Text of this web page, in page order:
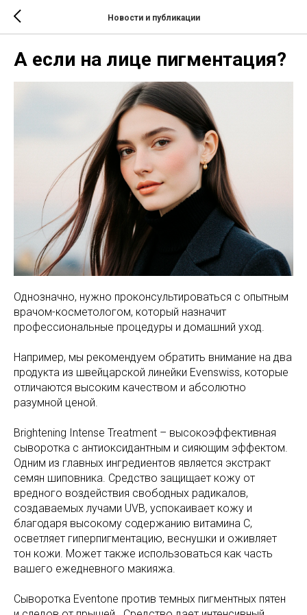
Новости и публикации
А если на лице пигментация?
Однозначно, нужно проконсультироваться с опытным
врачом-косметологом, который назначит
профессиональные процедуры и домашний уход.
Например, мы рекомендуем обратить внимание на два
продукта из швейцарской линейки Evenswiss, которые
отличаются высоким качеством и абсолютно
разумной ценой.
Brightening Intense Treatment – высокоэффективная
сыворотка с антиоксидантным и сияющим эффектом.
Одним из главных ингредиентов является экстракт
семян шиповника. Средство защищает кожу от
вредного воздействия свободных радикалов,
создаваемых лучами UVB, успокаивает кожу и
благодаря высокому содержанию витамина С,
осветляет гиперпигментацию, веснушки и оживляет
тон кожи. Может также использоваться как часть
вашего ежедневного макияжа.
Сыворотка Eventone против темных пигментных пятен